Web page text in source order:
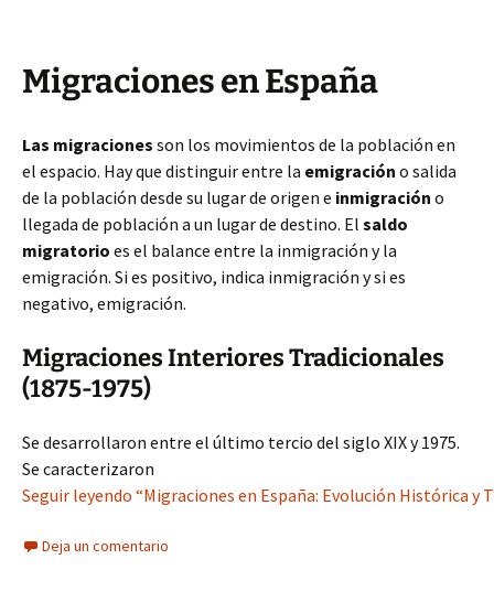
Migraciones en España
Las migraciones son los movimientos de la población en
el espacio. Hay que distinguir entre la emigración o salida
de la población desde su lugar de origen e inmigración o
llegada de población a un lugar de destino. El saldo
migratorio es el balance entre la inmigración y la
emigración. Si es positivo, indica inmigración y si es
negativo, emigración.
Migraciones Interiores Tradicionales
(1875-1975)
Se desarrollaron entre el último tercio del siglo XIX y 1975.
Se caracterizaron
Seguir leyendo “Migraciones en España: Evolución Histórica y
Deja un comentario